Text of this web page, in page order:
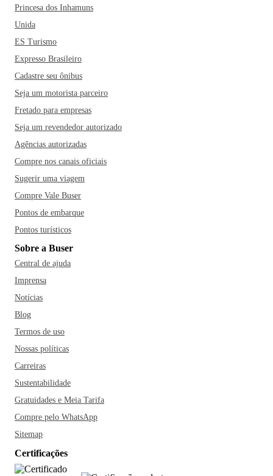
Princesa dos Inhamuns
Unida
ES Turismo
Expresso Brasileiro
Cadastre seu ônibus
Seja um motorista parceiro
Fretado para empresas
Seja um revendedor autorizado
Agências autorizadas
Compre nos canais oficiais
Sugerir uma viagem
Compre Vale Buser
Pontos de embarque
Pontos turísticos
Sobre a Buser
Central de ajuda
Imprensa
Notícias
Blog
Termos de uso
Nossas políticas
Carreiras
Sustentabilidade
Gratuidades e Meia Tarifa
Compre pelo WhatsApp
Sitemap
Certificações